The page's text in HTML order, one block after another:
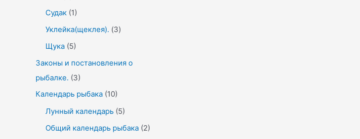
Судак (1)
Уклейка(щеклея). (3)
Щука (5)
Законы и постановления о
рыбалке. (3)
Календарь рыбака (10)
Лунный календарь (5)
Общий календарь рыбака (2)